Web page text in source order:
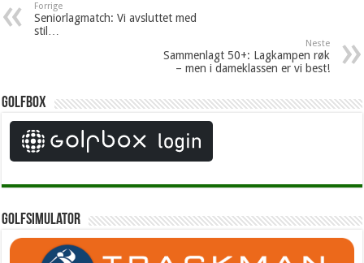
Forrige
Seniorlagmatch: Vi avsluttet med
stil…
Neste
Sammenlagt 50+: Lagkampen røk
– men i dameklassen er vi best!
Golfbox
Golfsimulator